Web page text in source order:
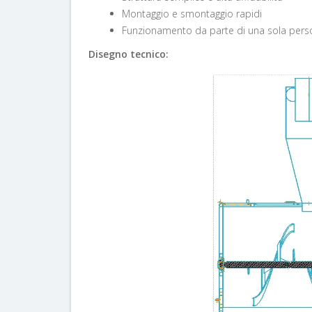
Montaggio e smontaggio rapidi
Funzionamento da parte di una sola
Disegno tecnico: